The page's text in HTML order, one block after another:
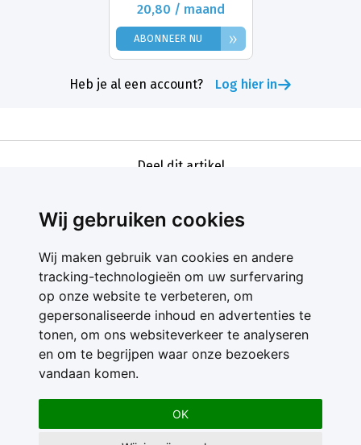
Wij gebruiken cookies
Wij maken gebruik van cookies en andere
tracking-technologieën om uw surfervaring
op onze website te verbeteren, om
gepersonaliseerde inhoud en advertenties te
tonen, om ons websiteverkeer te analyseren
en om te begrijpen waar onze bezoekers
vandaan komen.
OK
20,80 / maand
ABONNEER NU »
Heb je al een account? Log hier in
Deel dit artikel
Contact
Feedback
Nieuwsbrief
Adverteren
Gebruikersvoorwaarden
Privacy Statement